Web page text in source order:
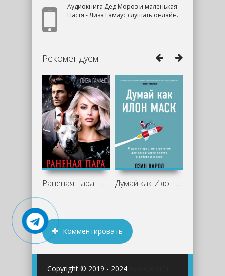
Аудиокнига Дед Мороз и маленькая
Настя - Лиза Гамаус слушать онлайн.
Рекомендуем:
Раненая пара - Лиза Гамаус Думай как Илон Маск. И другие простые
Комментировать
Copyright © 2019 - 2024